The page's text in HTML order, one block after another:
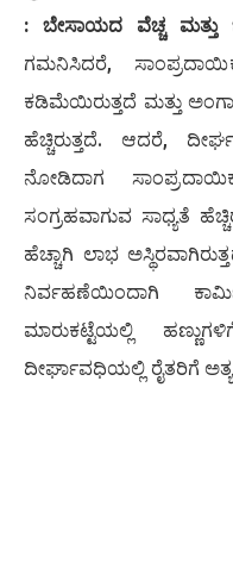
: ​ಬೇಸಾಯದ ವೆಚ್ಚ
ಗಮನಿಸಿದರೆ,
ಕಡಿಮೆಯಿರುತ್ತದೆ ಮತ್ತು
ಹೆಚ್ಚಿರುತ್ತದೆ. ಆದರೆ,
ನೋಡಿದಾಗ
ಸಂಗ್ರಹವಾಗುವ ಸಾಧ್ಯತೆ
ಹೆಚ್ಚಾಗಿ ಲಾಭ
ನಿರ್ವಹಣೆಯಿಂದಾಗಿ
ಮಾರುಕಟ್ಟೆಯಲ್ಲಿ
ದೀರ್ಘಾವಧಿಯಲ್ಲಿ ರೈತರಿಗೆ